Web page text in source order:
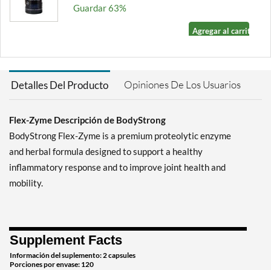
Guardar 63%
Agregar al carrito »
Detalles Del Producto Opiniones De Los Usuarios
Flex-Zyme Descripción de BodyStrong
BodyStrong Flex-Zyme is a premium proteolytic enzyme
and herbal formula designed to support a healthy
inflammatory response and to improve joint health and
mobility.
Supplement Facts
Información del suplemento: 2 capsules
Porciones por envase: 120